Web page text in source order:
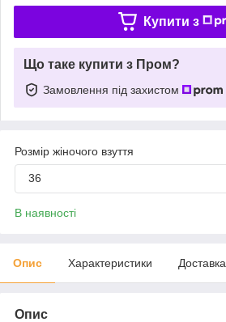
Купити з
Що таке купити з Пром?
Замовлення під захистом
Розмір жіночого взуття
36
В наявності
Опис Характеристики Доставка
Опис